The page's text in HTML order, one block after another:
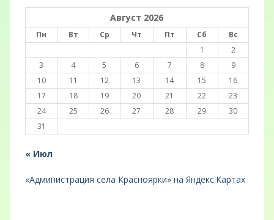
Август 2026
Пн Вт Ср Чт Пт Сб
Вс
1
2
3
4 5 6 7 8
9
10
11 12 13 14 15
16
17
18 19 20 21 22
23
24
25 26 27 28 29
30
31
« Июл
«Администрация села Красноярки» на Яндекс.Картах